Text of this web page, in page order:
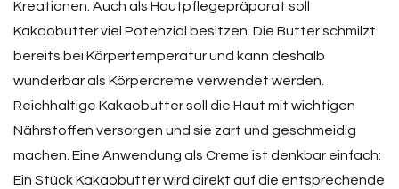
Kreationen. Auch als Hautpflegepräparat soll
Kakaobutter viel Potenzial besitzen. Die Butter schmilzt
bereits bei Körpertemperatur und kann deshalb
wunderbar als Körpercreme verwendet werden.
Reichhaltige Kakaobutter soll die Haut mit wichtigen
Nährstoffen versorgen und sie zart und geschmeidig
machen. Eine Anwendung als Creme ist denkbar einfach:
Ein Stück Kakaobutter wird direkt auf die entsprechende